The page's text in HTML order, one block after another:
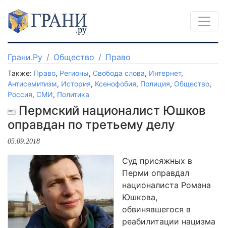
Грани.Ру Общество Право
Также: Право, Регионы, Свобода слова, Интернет,
Антисемитизм, История, Ксенофобия, Полиция, Общество,
Россия, СМИ, Политика
Пермский националист Юшков
оправдан по третьему делу
05.09.2018
Суд присяжных в
Перми оправдал
националиста Романа
Юшкова,
обвинявшегося в
реабилитации нацизма